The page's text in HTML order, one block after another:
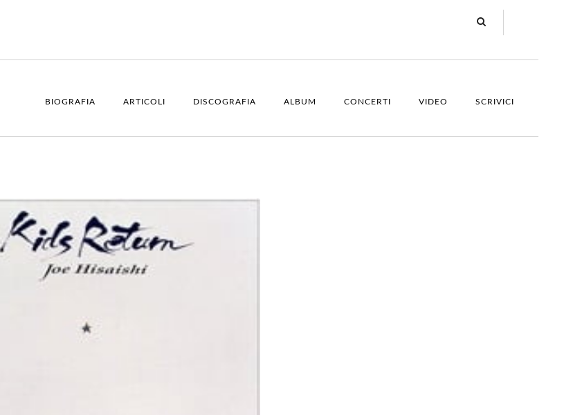
BIOGRAFIA ARTICOLI DISCOGRAFIA ALBUM CONCERTI VIDEO SCRIVICI